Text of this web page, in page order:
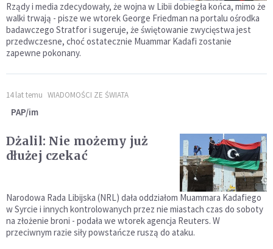
Rządy i media zdecydowały, że wojna w Libii dobiegła końca, mimo że
walki trwają - pisze we wtorek George Friedman na portalu ośrodka
badawczego Stratfor i sugeruje, że świętowanie zwycięstwa jest
przedwczesne, choć ostatecznie Muammar Kadafi zostanie
zapewne pokonany.
14 lat temu WIADOMOŚCI ZE ŚWIATA
PAP/im
Dżalil: Nie możemy już
dłużej czekać
Narodowa Rada Libijska (NRL) dała oddziałom Muammara Kadafiego
w Syrcie i innych kontrolowanych przez nie miastach czas do soboty
na złożenie broni - podała we wtorek agencja Reuters. W
przeciwnym razie siły powstańcze ruszą do ataku.